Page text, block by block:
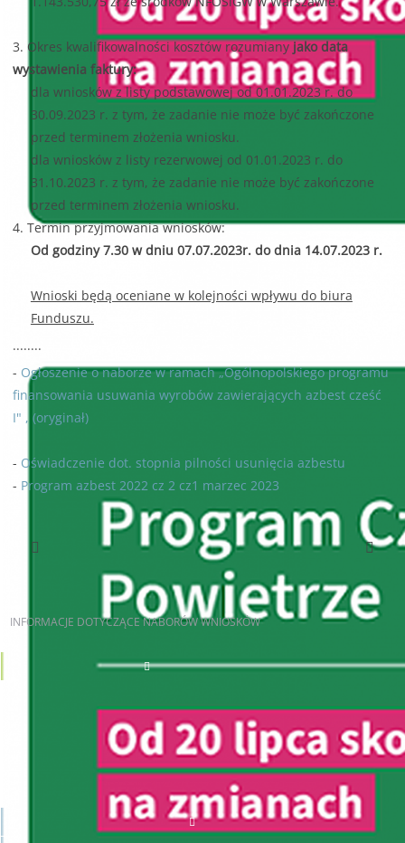
3. Okres kwalifikowalności kosztów rozumianyjako data
wystawienia faktury:
dla wniosków z listy podstawowej od 01.01.2023 r. do
30.09.2023 r. z tym, że zadanie nie może być zakończone
przed terminem złożenia wniosku.
dla wniosków z listy rezerwowej od 01.01.2023 r. do
31.10.2023 r. z tym, że zadanie nie może być zakończone
przed terminem złożenia wniosku.
4. Termin przyjmowania wniosków:
Od godziny 7.30 w dniu 07.07.2023r. do dnia 14.07.2023 r.
Wnioski będą oceniane w kolejności wpływu do biura
Funduszu.
........
- Ogłoszenie o naborze w ramach „Ogólnopolskiego programu
finansowania usuwania wyrobów zawierających azbest cześć
I" , (oryginał)
- Oświadczenie dot. stopnia pilności usunięcia azbestu
- Program azbest 2022 cz 2 cz1 marzec 2023
Poprzedni artykuł Następny artykuł
INFORMACJE DOTYCZĄCE NABORÓW WNIOSKÓW
AKTUALNE NABORY
JST